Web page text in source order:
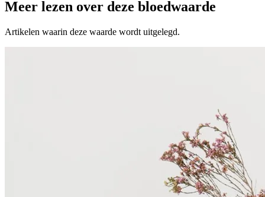
Meer lezen over deze bloedwaarde
Artikelen waarin deze waarde wordt uitgelegd.